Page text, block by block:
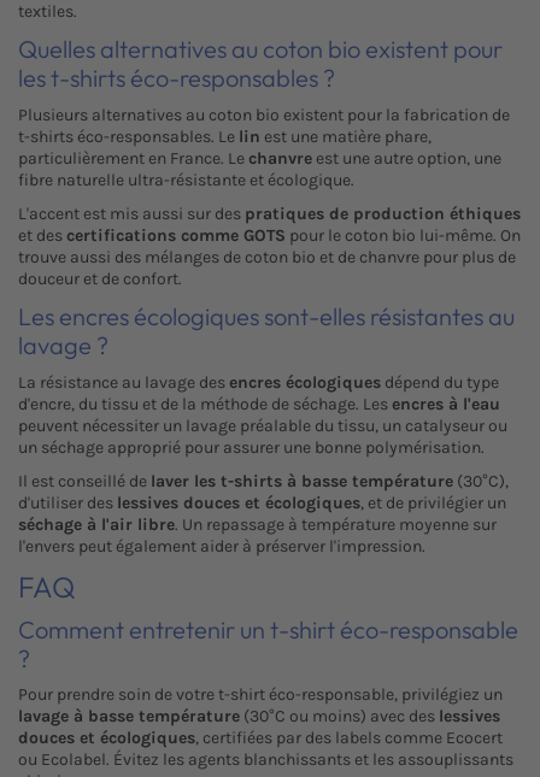
textiles.
Quelles alternatives au coton bio existent pour
les t-shirts éco-responsables ?
Plusieurs alternatives au coton bio existent pour la fabrication de
t-shirts éco-responsables. Le lin est une matière phare,
particulièrement en France. Lechanvre est une autre option, une
fibre naturelle ultra-résistante et écologique.
L'accent est mis aussi sur des pratiques de production éthiques
et descertifications comme GOTS pour le coton bio lui-même. On
trouve aussi des mélanges de coton bio et de chanvre pour plus de
douceur et de confort.
Les encres écologiques sont-elles résistantes au
lavage ?
La résistance au lavage desencres écologiques dépend du type
d'encre, du tissu et de la méthode de séchage. Lesencres à l'eau
peuvent nécessiter un lavage préalable du tissu, un catalyseur ou
un séchage approprié pour assurer une bonne polymérisation.
Il est conseillé de laver les t-shirts à basse température (30°C),
d'utiliser des lessives douces et écologiques, et de privilégier un
séchage à l'air libre. Un repassage à température moyenne sur
l'envers peut également aider à préserver l'impression.
FAQ
Comment entretenir un t-shirt éco-responsable
?
Pour prendre soin de votre t-shirt éco-responsable, privilégiez un
lavage à basse température (30°C ou moins) avec des lessives
douces et écologiques, certifiées par des labels comme Ecocert
ou Ecolabel. Évitez les agents blanchissants et les assouplissants